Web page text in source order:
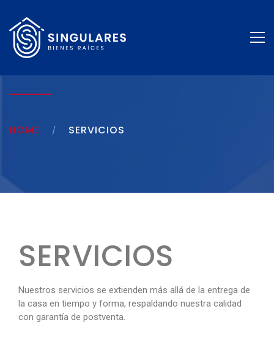
HOME SERVICIOS
SERVICIOS
Nuestros servicios se extienden más allá de la entrega de
la casa en tiempo y forma, respaldando nuestra calidad
con garantía de postventa.